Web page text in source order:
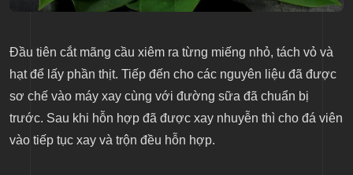
Đầu tiên cắt mãng cầu xiêm ra từng miếng nhỏ, tách vỏ và
hạt để lấy phần thịt. Tiếp đến cho các nguyên liệu đã được
sơ chế vào máy xay cùng với đường sữa đã chuẩn bị
trước. Sau khi hỗn hợp đã được xay nhuyễn thì cho đá viên
vào tiếp tục xay và trộn đều hỗn hợp.